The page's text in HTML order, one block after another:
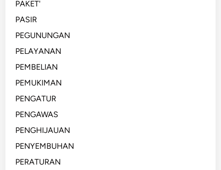
PAKET'
PASIR
PEGUNUNGAN
PELAYANAN
PEMBELIAN
PEMUKIMAN
PENGATUR
PENGAWAS
PENGHIJAUAN
PENYEMBUHAN
PERATURAN